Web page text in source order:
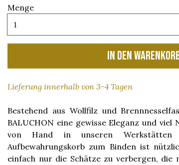
Menge
In den
Lieferung innerhalb von 3-4 Tagen
Bestehend aus Wollfilz und
BALUCHON eine gewisse Eleganz und viel
von Hand in unseren Werkstätten
Aufbewahrungskorb zum Binden ist
einfach nur die Schätze zu verbergen, die